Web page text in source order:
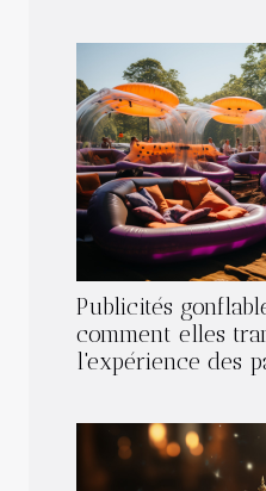
Publicités
comment elles
l'expérience des